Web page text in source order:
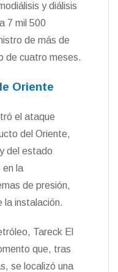
y diálisis
7 mil 500
de más de
de cuatro meses.
Oriente
el ataque
del Oriente,
del estado
en la
de presión,
la instalación.
Tareck El
que, tras
se localizó una